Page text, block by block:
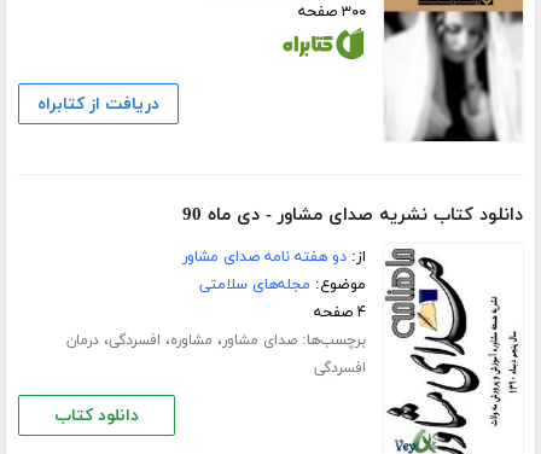
۳۰۰ صفحه
دریافت از کتابراه
دانلود کتاب نشریه صدای مشاور - دی ماه 90
از:دو هفته نامه صدای مشاور
موضوع: مجله‌های سلامتی
۴ صفحه
برچسب‌ها:صدای مشاور، مشاوره، افسردگی،درمان
افسردگی
دانلود کتاب